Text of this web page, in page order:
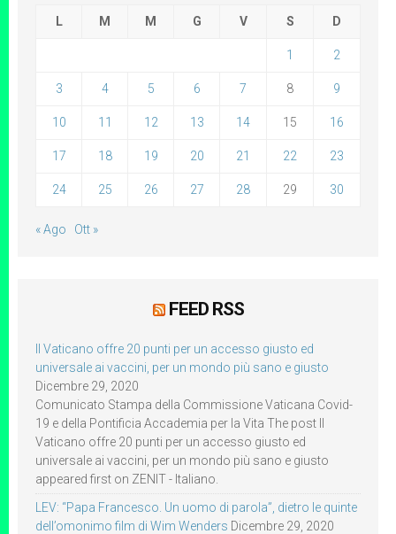
L M M G V S D
1 2
3 4 5 6 7 8 9
10 11 12 13 14 15 16
17 18 19 20 21 22 23
24 25 26 27 28 29 30
« Ago Ott »
FEED RSS
Il Vaticano offre 20 punti per un accesso giusto ed
universale ai vaccini, per un mondo più sano e giusto
Dicembre 29, 2020
Comunicato Stampa della Commissione Vaticana Covid-
19 e della Pontificia Accademia per la Vita The post Il
Vaticano offre 20 punti per un accesso giusto ed
universale ai vaccini, per un mondo più sano e giusto
appeared first on ZENIT - Italiano.
LEV: “Papa Francesco. Un uomo di parola”, dietro le quinte
dell’omonimo film di Wim Wenders Dicembre 29, 2020